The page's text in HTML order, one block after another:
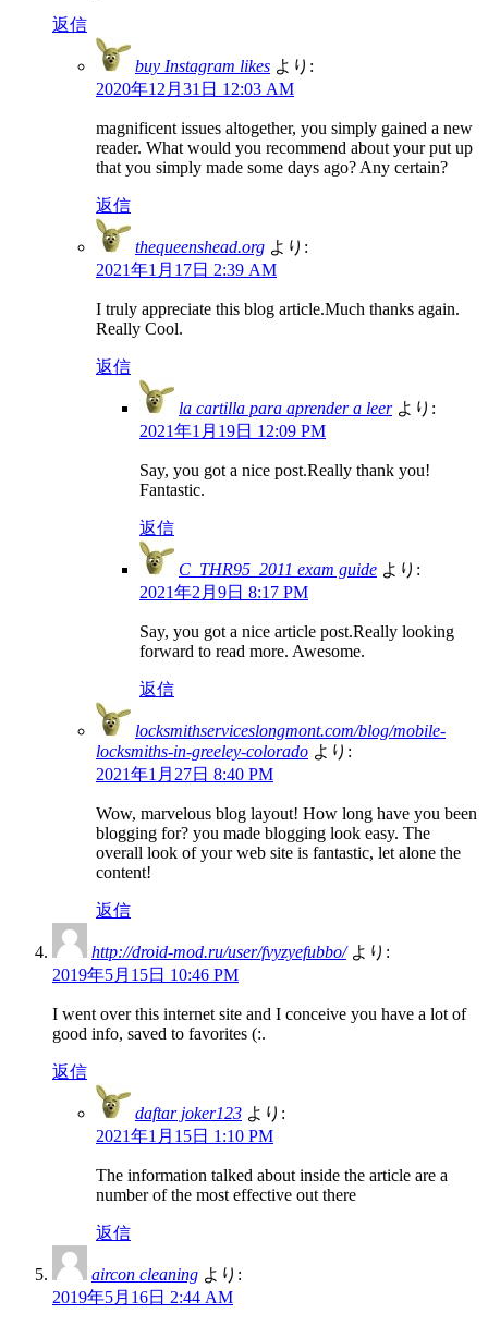
返信
buy Instagram likes より:
2020年12月31日 12:03 AM
magnificent issues altogether, you simply gained a new
reader. What would you recommend about your put up
that you simply made some days ago? Any certain?
返信
thequeenshead.org より:
2021年1月17日 2:39 AM
I truly appreciate this blog article.Much thanks again.
Really Cool.
返信
la cartilla para aprender a leer より:
2021年1月19日 12:09 PM
Say, you got a nice post.Really thank you!
Fantastic.
返信
C_THR95_2011 exam guide より:
2021年2月9日 8:17 PM
Say, you got a nice article post.Really looking
forward to read more. Awesome.
返信
locksmithserviceslongmont.com/blog/mobile-
locksmiths-in-greeley-colorado より:
2021年1月27日 8:40 PM
Wow, marvelous blog layout! How long have you been
blogging for? you made blogging look easy. The
overall look of your web site is fantastic, let alone the
content!
返信
http://droid-mod.ru/user/fvyzyefubbo/ より:
2019年5月15日 10:46 PM
I went over this internet site and I conceive you have a lot of
good info, saved to favorites (:.
返信
daftar joker123 より:
2021年1月15日 1:10 PM
The information talked about inside the article are a
number of the most effective out there
返信
aircon cleaning より:
2019年5月16日 2:44 AM